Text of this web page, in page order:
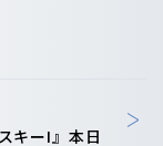
キーI』本日